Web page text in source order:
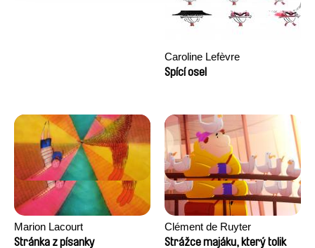
Caroline Lefèvre
Spící osel
Marion Lacourt
Stránka z písanky
Clément de Ruyter
Strážce majáku, který tolik